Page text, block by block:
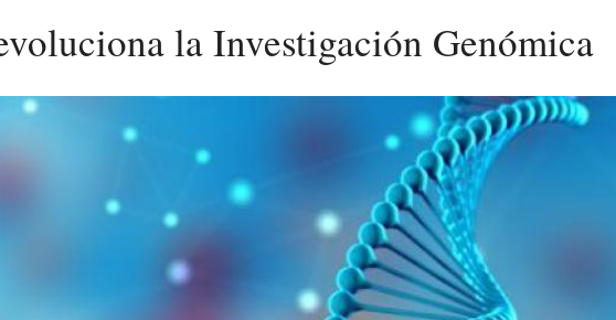
la Investigación Genómica